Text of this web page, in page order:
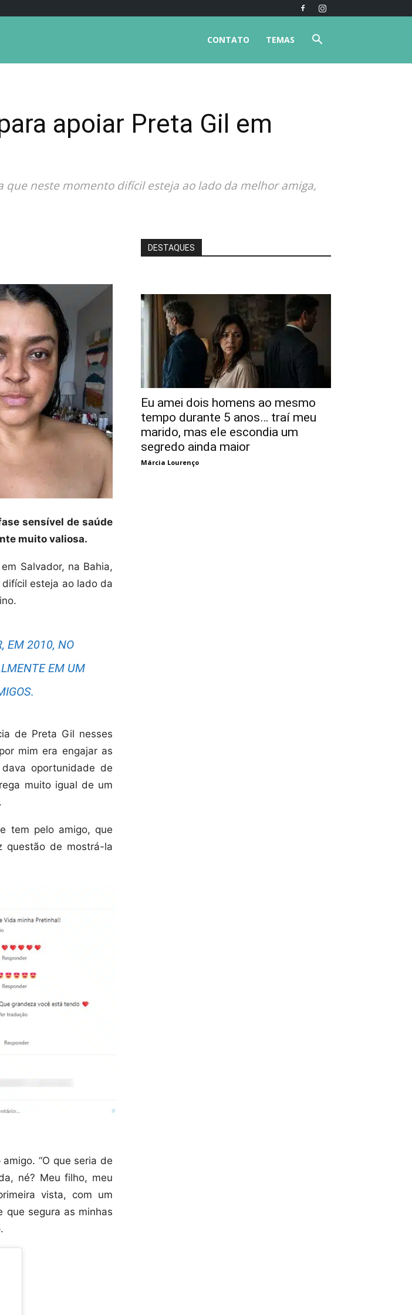
TEMAS
CONTATO
apoiar Preta Gil em
neste momento difícil esteja ao lado da melhor amiga,
sensível de saúde
muito valiosa.
Salvador, na Bahia,
esteja ao lado da
EM 2010, NO
EM UM
de Preta Gil nesses
mim era engajar as
oportunidade de
muito igual de um
tem pelo amigo, que
questão de mostrá-la
“O que seria de
né? Meu filho, meu
vista, com um
que segura as minhas
DESTAQUES
Eu amei dois homens ao mesmo
tempo durante 5 anos… traí meu
marido, mas ele escondia um
segredo ainda maior
Márcia Lourenço